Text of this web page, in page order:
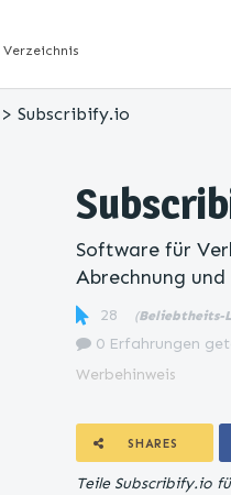
Verzeichnis
> Subscribify.io
Software für
Abrechnung
28 (Beliebtheits-
0 Erfahrungen
Werbehinweis
SHARES
Teile Subscribify.io